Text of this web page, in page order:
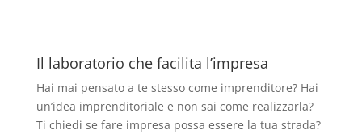
Il laboratorio che facilita l’impresa
Hai mai pensato a te stesso come imprenditore? Hai
un’idea imprenditoriale e non sai come realizzarla?
Ti chiedi se fare impresa possa essere la tua strada?